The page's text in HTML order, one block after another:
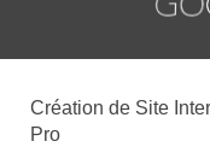
Création de Site
Pro